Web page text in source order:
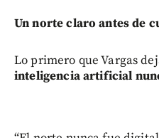
Un norte claro antes de
Lo primero que Vargas
inteligencia artificial